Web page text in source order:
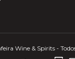
Wine & Spirits -